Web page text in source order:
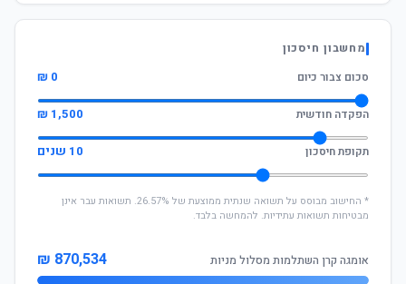
מחשבון חיסכון
סכום צבור כיום
0 ₪
הפקדה חודשית 1,500 ₪
תקופת חיסכון 10 שנים
* החישוב מבוסס על תשואה שנתית ממוצעת של 26.57%. תשואות עבר אינן
מבטיחות תשואות עתידיות. להמחשה בלבד.
אומגה קרן השתלמות מסלול מניות 870,534 ₪